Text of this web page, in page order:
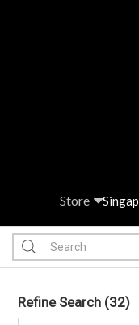
Store
Refine Search (32)